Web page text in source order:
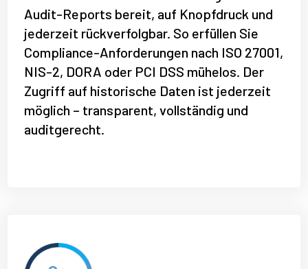
Audit-Reports bereit, auf Knopfdruck und
jederzeit rückverfolgbar. So erfüllen Sie
Compliance-Anforderungen nach ISO 27001,
NIS-2, DORA oder PCI DSS mühelos. Der
Zugriff auf historische Daten ist jederzeit
möglich – transparent, vollständig und
auditgerecht.